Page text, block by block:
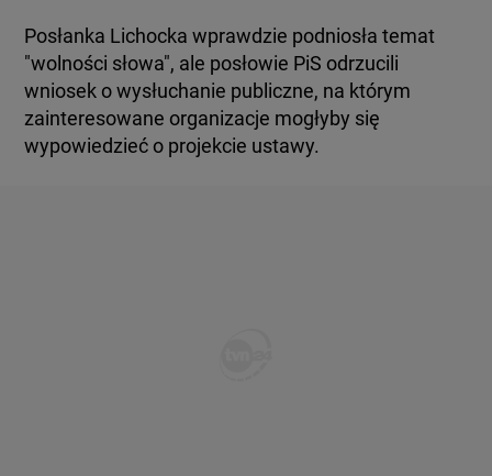
Posłanka Lichocka wprawdzie podniosła temat
"wolności słowa", ale posłowie PiS odrzucili
wniosek o wysłuchanie publiczne, na którym
zainteresowane organizacje mogłyby się
wypowiedzieć o projekcie ustawy.